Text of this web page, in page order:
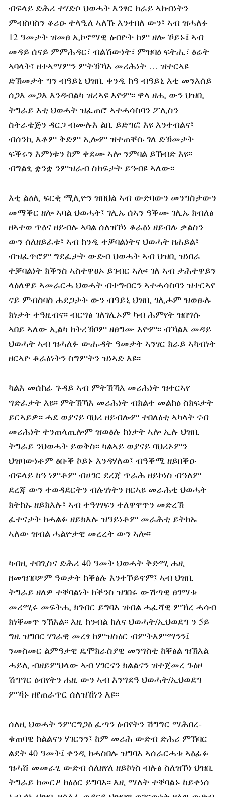
ብፍላይ ድሕሪ ተሃድሶ ህወሓት እንፃር ክራይ ኣክብነትን
ምብስባስን ቆሪፁ ተላዒለ ኣለኹ እንተበለ ውን፤ ኣብ ዝሓለፉ
12 ዓመታት ዝመፀ ኢኮኖማዊ ዕብዮት ከም ዘሎ ኾይኑ፤ ኣብ
መዳይ ሰናይ ምምሕዳር፣ ብልሽውነት፣ ምዝባዕ ፍትሒ፣ ፅሬት
ኣባላት፣ ዘተኣማምን ምትኽኻእ መሪሕነት … ዝተርኣዩ
ድኽመታት ግን ብዓይኒ ህዝቢ ቀንዲ ከዓ ብዓይኒ እቲ መንእሰይ
ሰጋእ መጋእ እንዳብልካ ዝረኣዩ እዮም፡፡ ዋላ ዘሒ ውን ህዝቢ
ትግራይ እቲ ህወሓት ዝፈጠሮ ኣተሓሳስባን ፖሊስን
ስትራቴጅን ዳርጋ ብሙሉእ ልቢ ይድግፎ እዩ እንተብልና፤
ብሰንኪ እቶም ቅድም ኢሎም ዝተጠቐሱ ገለ ድኽመታት
ፍቕሩን እምነቱን ከም ቀደሙ ኣሎ ንምባል ይኸብድ እዩ፡፡
ብግልፂ ቋንቋ ንምዝራብ ስክፍታት ይዓብዩ ኣለው፡፡
እቲ ልዕሊ ፍርቂ ሚሊዮን ዝበህል ኣብ ውድባውን መንግስታውን
መማቕር ዘሎ ኣባል ህወሓት፤ ገሊኡ ሰኣን ዓቕሙ ገሊኡ ክብለፅ
ዘኣተወ ጥዕና ዘይብሉ ኣባል ሰለዝኾነ ቆራፅነ ዘይብሉ ቃልስን
ውን ሰለዘይፈቱ፤ ኣብ ክንዲ ተቓባልነትና ህወሓት ዘሐይል፤
ብዝፈጥሮም ግደፈታት ውድብ ህወሓት ኣብ ህዝቢ ዝነበራ
ተቓባልነት ክቕንስ ኣስተዋፀኦ ይገብር ኣሎ፡ ገለ ኣብ ታሕተዋይን
ላዕለዋይ ኣመራርሓ ህወሓት ብተግብርን ኣተሓሳስባን ዝተርኣየ
ናይ ምብስባስ ሐደጋታት ውን ብዓይኒ ህዝቢ ገሊሖም ዝወፁሉ
ክነታት ተዓዚብና፡፡ ብርግፅ ገለገሊኦም ካብ ሕምየት ዝበግሱ
ኣበይ ኣለው ኢልካ ክትረኽቦም ዘፀግሙ እዮም፡፡ ብኻልእ መዳይ
ህወሓት ኣብ ዝሓለፉ ውሑዳት ዓመታት ኣንፃር ክራይ ኣካብነት
ዘርኣዮ ቆራፅነትን ስግምትን ዝነኣድ እዩ፡፡
ካልእ መሰከፊ ጉዳይ ኣብ ምትኽኻእ መሪሕነት ዝተርኣየ
ግድፈታት እዩ፡፡ ምትኽኻእ መሪሕነት ብክልተ መልክዕ ስክፍታት
ይርኣይዎ፡፡ ሓደ ወያናይ ባህሪ ዘይብሎም ተበለፅቲ ኣካላት ናብ
መሪሕነት ተንጠላጢሎም ዝወፅሉ ክነታት ኣሎ ኢሉ ህዝቢ
ትግራይ ንህወሓት ይወቅስ፡፡ ካልኣይ ወያናይ ባህሪኦምን
ህዝባውነቶም ፅቡቕ ኮይኑ እንዳሃለወ፤ ብዓቕሚ ዘይበቕዑ
ብፍላይ ከዓ ነምቶም ብሀገር ደረጃ ጥራሕ ዘይኮነስ ብዓለም
ደረጃ ውን ተወዳደርትን ብሉፃነትን ዘርኣዩ መራሕቲ ህወሓት
ክትክኡ ዘይክእሉ፤ ኣብ ተዓፃፃፍን ተለዋዋጥን መድረኽ
ፈተናታት ክሓልፉ ዘይክእሉ ዝዓይነቶም መራሕቲ ይትክኡ
ኣለው ዝብል ሓልዮታዊ መረረት ውን ኣሎ፡፡
ካብዚ ተበጊስና ድሕሪ 40 ዓመት ህወሓት ቅድሚ ሐዚ
ዘመዝገቦዎም ዓወታት ክቕፅሉ እንተኾይኖም፤ ኣብ ህዝቢ
ትግራይ ዘለዎ ተቐባልነት ክቕንስ ዝገበሩ ውሽጣዊ ፀገማቱ
መሪሚሩ መፍትሒ ክገብር ይግባእ ዝብል ሓፈሻዊ ምኽረ ሓሳብ
ክነቐመጥ ንኽእል፡፡ እዚ ክንብል ከለና ህወሓት/ኢህወደግ ን 5ይ
ግዜ ዝግበር ሃገራዊ መረፃ ከምዝስዕር ብምትእምማንን፤
ንመስመር ልምዓታዊ ዴሞክራስያዊ መንግስቲ ከቐፅል ዝኽእል
ሓይሊ ብዘይምህላው ኣብ ሃገርናን ክልልናን ዝተጀመረ ጉዕዞ
ሽግግር ዕብየትን ሐዚ ውን ኣብ እንግደዓ ህወሓት/ኢህወደግ
ምኻኑ ዘየጠራጥር ሰለዝኸነን እዩ፡፡
ሰለዚ ህወሓት ንምርግጋፅ ፈጣን ዕብየትን ሽግግር ማሕበረ-
ቁጠባዊ ክልልናን ሃገርንን፤ ከም መሪሕ ውድብ ድሕሪ ምኽባር
ልደት 40 ዓመት፤ ቀንዲ ክሓስበሉ ዝግባእ ኣሰራርሓቱ ኣፅፊፉ
ዝሓሸ መመራፂ ውድብ ሰለዘየለ ዘይኮነስ ብሉፅ ስለዝኾነ ህዝቢ
ትግራይ ክመርፆ ክፅዕር ይግባእ፡፡ እዚ ማለት ተቐባልኑ ከይቀነሰ